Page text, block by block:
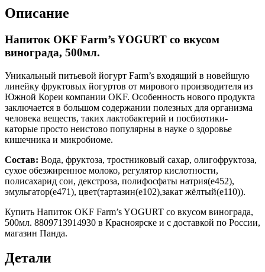
Описание
Напиток OKF Farm’s YOGURT со вкусом
винограда, 500мл.
Уникальный питьевой йогурт Farm’s входящий в новейшую
линейку фруктовых йогуртов от мирового производителя из
Южной Кореи компании OKF. Особенность нового продукта
заключается в большом содержании полезных для организма
человека веществ, таких лактобактерий и посбиотики-
каторые просто неистово популярны в науке о здоровье
кишечника и микробиоме.
Состав: Вода, фруктоза, тростниковый сахар, олигофруктоза,
сухое обезжиренное молоко, регулятор кислотности,
полисахарид сои, декстроза, полифосфаты натрия(е452),
эмульгатор(е471), цвет(тартазин(е102),закат жёлтый(е110)).
Купить Напиток OKF Farm’s YOGURT со вкусом винограда,
500мл. 8809713914930 в Красноярске и с доставкой по России,
магазин Панда.
Детали